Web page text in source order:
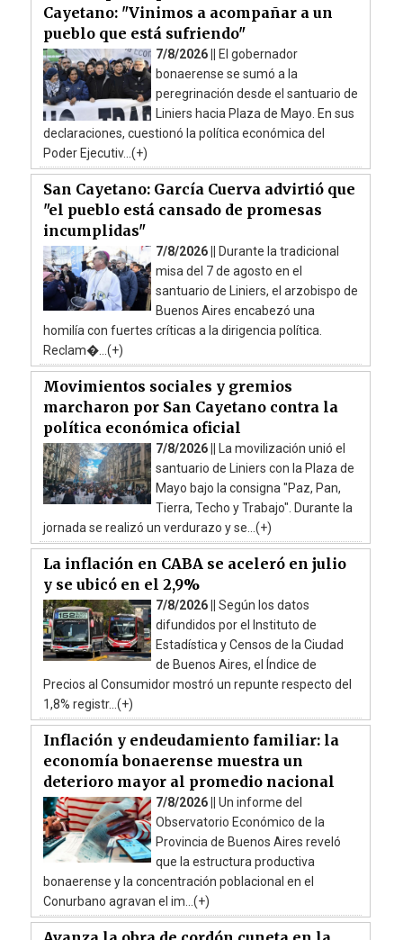
Cayetano: "Vinimos a acompañar a un
pueblo que está sufriendo"
7/8/2026 ||
El gobernador
bonaerense se sumó a la
peregrinación desde el santuario de
Liniers hacia Plaza de Mayo. En sus
declaraciones, cuestionó la política económica del
Poder Ejecutiv...(+)
San Cayetano: García Cuerva advirtió que
"el pueblo está cansado de promesas
incumplidas"
7/8/2026 ||
Durante la tradicional
misa del 7 de agosto en el
santuario de Liniers, el arzobispo de
Buenos Aires encabezó una
homilía con fuertes críticas a la dirigencia política.
Reclam�...(+)
Movimientos sociales y gremios
marcharon por San Cayetano contra la
política económica oficial
7/8/2026 ||
La movilización unió el
santuario de Liniers con la Plaza de
Mayo bajo la consigna "Paz, Pan,
Tierra, Techo y Trabajo". Durante la
jornada se realizó un verdurazo y se...(+)
La inflación en CABA se aceleró en julio
y se ubicó en el 2,9%
7/8/2026 || Según los datos
difundidos por el Instituto de
Estadística y Censos de la Ciudad
de Buenos Aires, el Índice de
Precios al Consumidor mostró un repunte respecto del
1,8% registr...(+)
Inflación y endeudamiento familiar: la
economía bonaerense muestra un
deterioro mayor al promedio nacional
7/8/2026 || Un informe del
Observatorio Económico de la
Provincia de Buenos Aires reveló
que la estructura productiva
bonaerense y la concentración poblacional en el
Conurbano agravan el im...(+)